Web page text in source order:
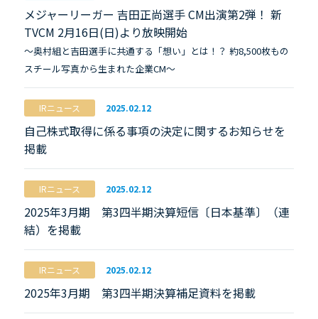
メジャーリーガー 吉田正尚選手 CM出演第2弾！ 新
TVCM 2月16日(日)より放映開始
～奥村組と吉田選手に共通する「想い」とは！？ 約8,500枚もの
スチール写真から生まれた企業CM～
IRニュース 2025.02.12
自己株式取得に係る事項の決定に関するお知らせを
掲載
IRニュース 2025.02.12
2025年3月期 第3四半期決算短信〔日本基準〕（連
結）を掲載
IRニュース 2025.02.12
2025年3月期 第3四半期決算補足資料を掲載